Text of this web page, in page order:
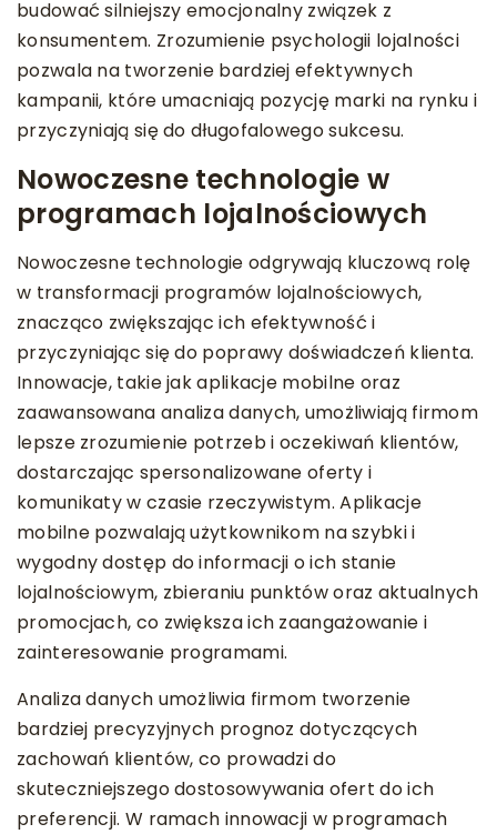
budować silniejszy emocjonalny związek z
konsumentem. Zrozumienie psychologii lojalności
pozwala na tworzenie bardziej efektywnych
kampanii, które umacniają pozycję marki na rynku i
przyczyniają się do długofalowego sukcesu.
Nowoczesne technologie w
programach lojalnościowych
Nowoczesne technologie odgrywają kluczową rolę
w transformacji programów lojalnościowych,
znacząco zwiększając ich efektywność i
przyczyniając się do poprawy doświadczeń klienta.
Innowacje, takie jak aplikacje mobilne oraz
zaawansowana analiza danych, umożliwiają firmom
lepsze zrozumienie potrzeb i oczekiwań klientów,
dostarczając spersonalizowane oferty i
komunikaty w czasie rzeczywistym. Aplikacje
mobilne pozwalają użytkownikom na szybki i
wygodny dostęp do informacji o ich stanie
lojalnościowym, zbieraniu punktów oraz aktualnych
promocjach, co zwiększa ich zaangażowanie i
zainteresowanie programami.
Analiza danych umożliwia firmom tworzenie
bardziej precyzyjnych prognoz dotyczących
zachowań klientów, co prowadzi do
skuteczniejszego dostosowywania ofert do ich
preferencji. W ramach innowacji w programach